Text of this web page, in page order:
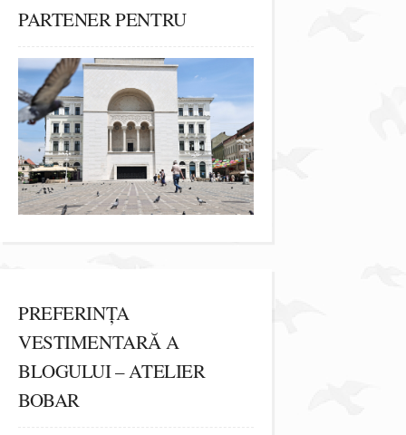
PARTENER PENTRU
PREFERINȚA
VESTIMENTARĂ A
BLOGULUI – ATELIER
BOBAR